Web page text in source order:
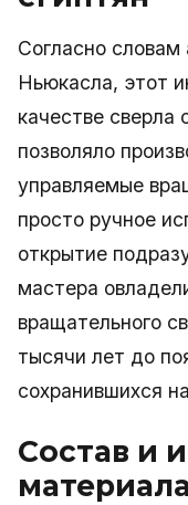
Согласно
Ньюкасла, этот
качестве сверла
позволяло
управляемые
просто ручное
открытие
мастера
вращательного
тысячи лет до
сохранившихся
Состав и